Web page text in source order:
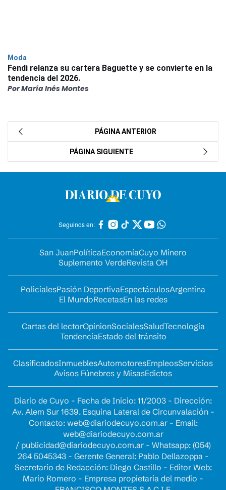
Moda
Fendi relanza su cartera Baguette y se convierte en la
tendencia del 2026.
Por María Inés Montes
PÁGINA ANTERIOR
PÁGINA SIGUIENTE
Seguinos en:
San JuanPolíticaEconomíaCuyo Minero
Suplemento VerdeRevista OH
PolicialesPasión DeportivaEspectáculosArgentina
El MundoRecetasEn las redes
Cartas del lectorOpinionSocialesSaludTecnología
TendenciaEstado del tránsito
ClasificadosInmueblesAutomotoresEmpleosServicios
Avisos Fúnebres y MisasEdictos
Diario de Cuyo - Fecha de Inicio: 11/2003 - Dirección:
Av. Alem Sur 1639. Esquina Lateral de Circunvalación -
Contacto: web@diariodecuyo.com.ar- Email:
web@diariodecuyo.com.ar
/ publicidad@diariodecuyo.com.ar- Whatsapp: (054)
264 5045343 - Gerente General: Pablo Dellazoppa -
Secretario de Redacción: Diego Castillo - Editor Web:
Mario Romero - Empresa propietaria del medio -